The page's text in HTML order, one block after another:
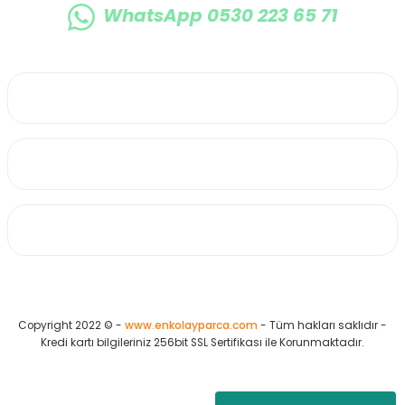
WhatsApp 0530 223 65 71
Copyright 2022 © - www.enkolayparca.com - Tüm hakları saklıdır -
Kredi kartı bilgileriniz 256bit SSL Sertifikası ile Korunmaktadır.